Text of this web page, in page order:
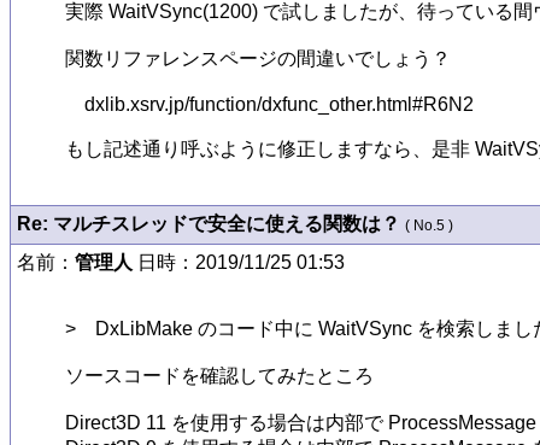
実際 WaitVSync(1200) で試しましたが、待っている
関数リファレンスページの間違いでしょう？
dxlib.xsrv.jp/function/dxfunc_other.html#R6N2
もし記述通り呼ぶように修正しますなら、是非
Re: マルチスレッドで安全に使える関数は？ ( No.5 )
名前： 管理人 日時：2019/11/25 01:53
>　DxLibMake のコード中に WaitVSync を検索しま
ソースコードを確認してみたところ
Direct3D 11 を使用する場合は内部で